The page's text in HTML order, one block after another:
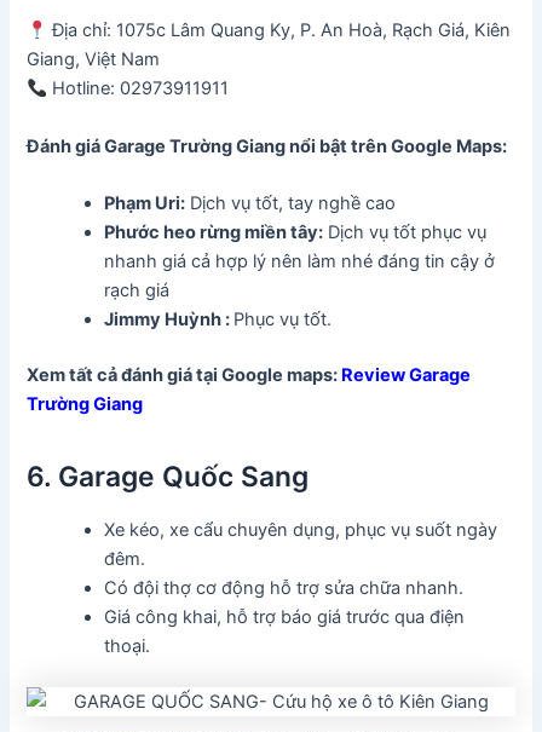
Địa chỉ: 1075c Lâm Quang Ky, P. An Hoà, Rạch Giá, Kiên
Giang, Việt Nam
Hotline: 02973911911
Đánh giá Garage Trường Giangnổi bật trên Google Maps:
Phạm Uri: Dịch vụ tốt, tay nghề cao
Phước heo rừng miền tây: Dịch vụ tốt phục vụ
nhanh giá cả hợp lý nên làm nhé đáng tin cậy ở
rạch giá
Jimmy Huỳnh : Phục vụ tốt.
Xem tất cả đánh giá tại Google maps: Review Garage
Trường Giang
6. Garage Quốc Sang
Xe kéo, xe cẩu chuyên dụng, phục vụ suốt ngày
đêm.
Có đội thợ cơ động hỗ trợ sửa chữa nhanh.
Giá công khai, hỗ trợ báo giá trước qua điện
thoại.